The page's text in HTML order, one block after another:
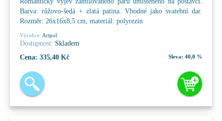
Barva: růžovo-šedá + zlatá patina. Vhodné jako svatební dar.
Rozměr: 26x16x8,5 cm, materiál: polyrezin
Výrobce: Artpol
Dostupnost: Skladem
Cena: 335,40 Kč Sleva: 40,0 %